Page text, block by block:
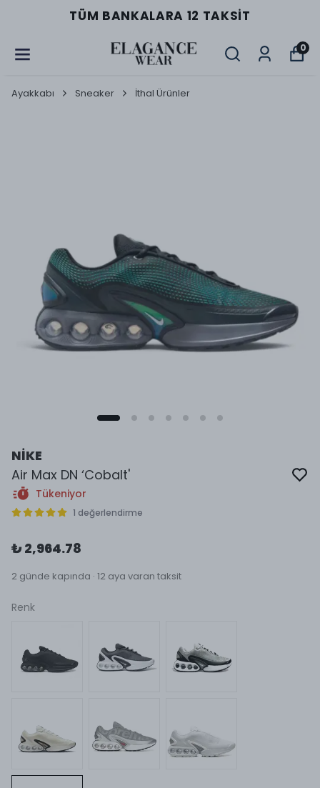
TÜM BANKALARA 12 TAKSIT
0
Ayakkabı Sneaker İthal Ürünler
NİKE
Air Max DN ‘Cobalt'
Tükeniyor
1 değerlendirme
₺ 2,964.78
2 günde kapında · 12 aya varan taksit
Renk